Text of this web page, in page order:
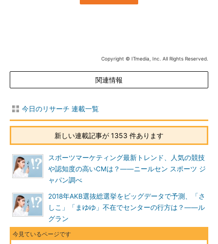
Copyright © ITmedia, Inc. All Rights Reserved.
関連情報
今日のリサーチ 連載一覧
新しい連載記事が 1353 件あります
スポーツマーケティング最新トレンド、人気の競技
や認知度の高いCMは？――ニールセン スポーツ ジ
ャパン調べ
2018年AKB選抜総選挙をビッグデータで予測、「さ
しこ」「まゆゆ」不在でセンターの行方は？――ル
グラン